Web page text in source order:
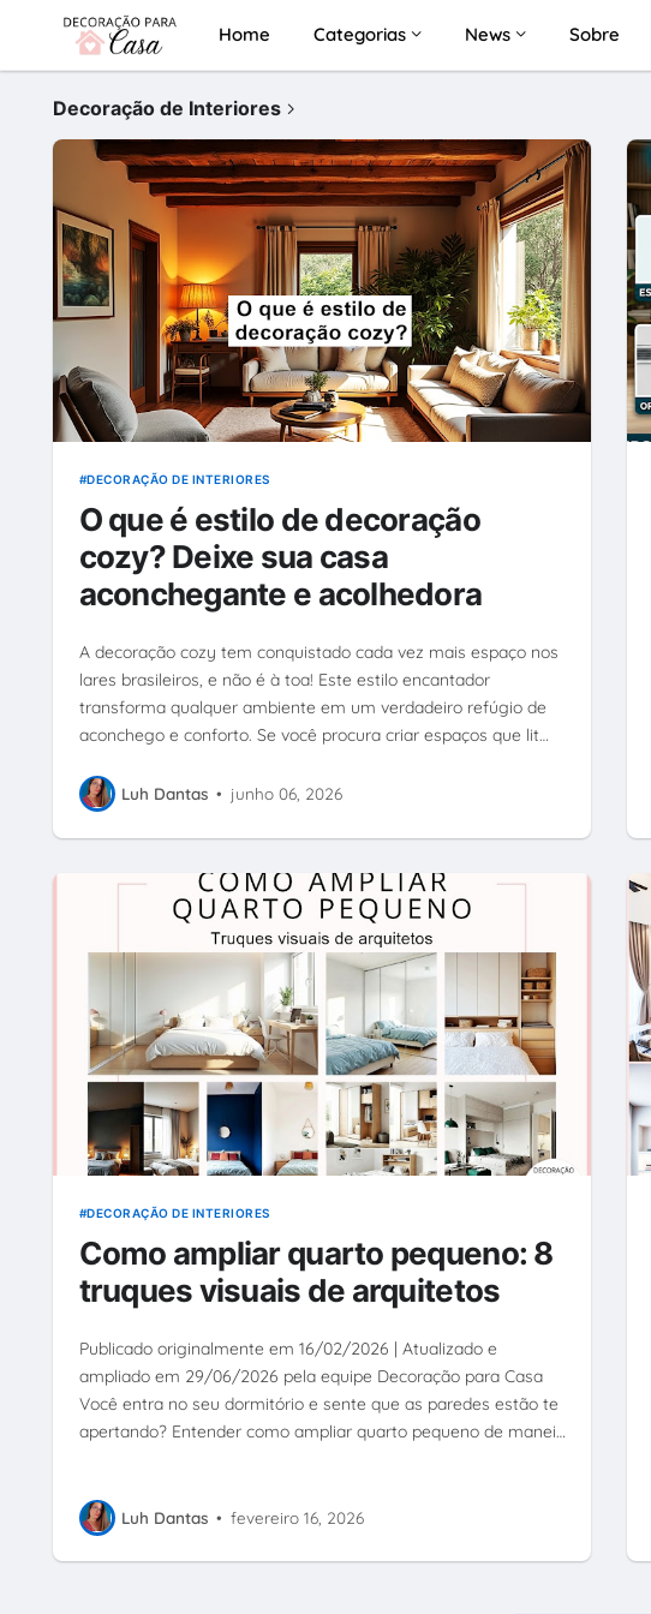
Home Categorias News Sobre
Decoração de Interiores
DECORAÇÃO DE INTERIORES
O que é estilo de decoração
cozy? Deixe sua casa
aconchegante e acolhedora
A decoração cozy tem conquistado cada vez mais espaço nos
lares brasileiros, e não é à toa! Este estilo encantador
transforma qualquer ambiente em um verdadeiro refúgio de
aconchego e conforto. Se você procura criar espaços que lit…
Luh Dantas • junho 06, 2026
DECORAÇÃO DE INTERIORES
Como ampliar quarto pequeno: 8
truques visuais de arquitetos
Publicado originalmente em 16/02/2026 | Atualizado e
ampliado em 29/06/2026 pela equipe Decoração para Casa
Você entra no seu dormitório e sente que as paredes estão te
apertando? Entender como ampliar quarto pequeno de manei…
Luh Dantas • fevereiro 16, 2026